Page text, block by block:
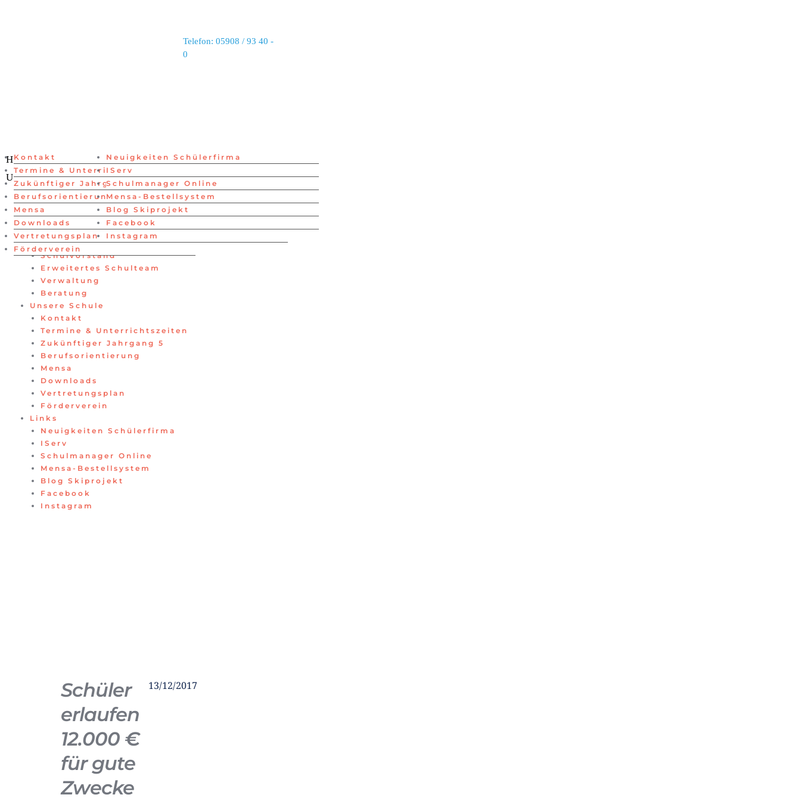
Telefon: 05908 / 93 40 -
0
Home Neuigkeiten Menschen
Lehrer
Schulvorstand
Erweitertes Schulteam
Verwaltung
Beratung
Unsere Schule
Kontakt
Termine & Unterrichtszeiten
Zukünftiger Jahrgang 5
Berufsorientierung
Mensa
Downloads
Vertretungsplan
Förderverein
Links
Neuigkeiten Schülerfirma
IServ
Schulmanager Online
Mensa-Bestellsystem
Blog Skiprojekt
Facebook
Instagram
Home
Neuigkeiten
Menschen
Lehrer
Schüler
Schulvorstand
Erweitertes Schulteam
Verwaltung
Beratung
Unsere Schule
Kontakt
Termine & Unterrichtszeiten
Zukünftiger Jahrgang 5
Berufsorientierung
Mensa
Downloads
Vertretungsplan
Förderverein
Links
Neuigkeiten Schülerfirma
IServ
Schulmanager Online
Mensa-Bestellsystem
Blog Skiprojekt
Facebook
Instagram
Schüler
erlaufen
12.000 €
für gute
Zwecke
13/12/2017